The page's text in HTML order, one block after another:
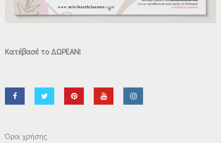
Κατέβασέ το ΔΩΡΕΑΝ!
Όροι χρήσης